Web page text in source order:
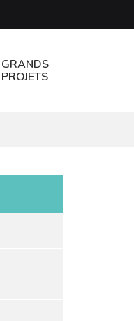
GRANDS
PROJETS